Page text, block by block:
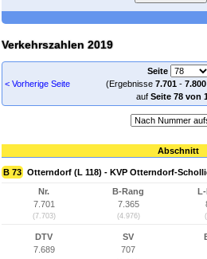
Verkehrszahlen 2019
< Vorherige Seite
Seite
(Ergebnisse 7.701- 7.800
auf Seite 78 von
Abschnitt
B 73 Otterndorf (L 118) - KVP Otterndorf-
Nr.
7.701
(7.703)
B-Rang
7.365
(4.976)
DTV
7.689
SV
707